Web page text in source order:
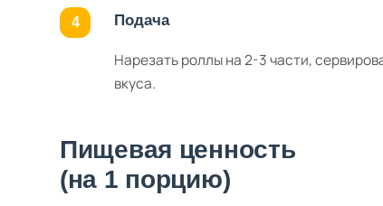
Подача
Нарезать роллы на 2-3 части,
вкуса.
Пищевая ценность
(на 1 порцию)